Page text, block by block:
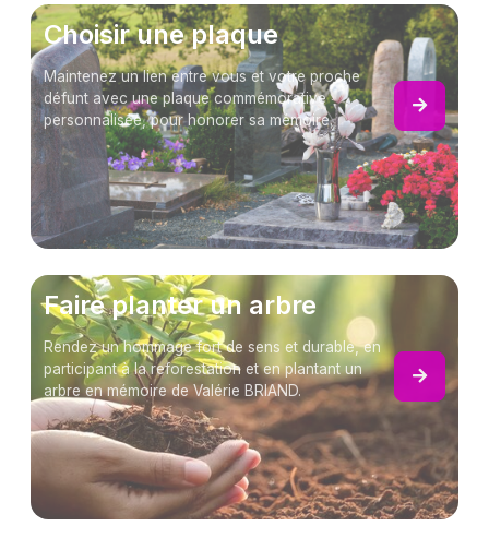
Choisir une plaque
Maintenez un lien entre vous et votre proche
défunt avec une plaque commémorative
personnalisée, pour honorer sa mémoire.
Faire planter un arbre
Rendez un hommage fort de sens et durable, en
participant à la reforestation et en plantant un
arbre en mémoire de Valérie BRIAND.